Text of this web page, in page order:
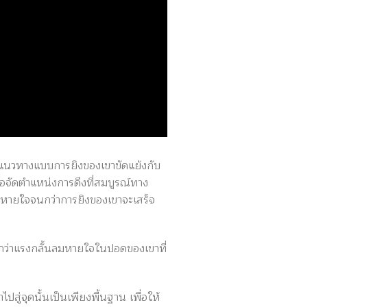
ทางแบบการยิงของเขาขัดแย้งกับ
อจัดตำแหน่งการดึงที่สมบูรณ์ทาง
ใจจนกว่าการยิงของเขาจะเสร็จ
แรงกลั้นลมหายใจในปอดของเขาที่
ไปสู่จุดนั้นเป็นเพียงพื้นฐาน เพื่อให้